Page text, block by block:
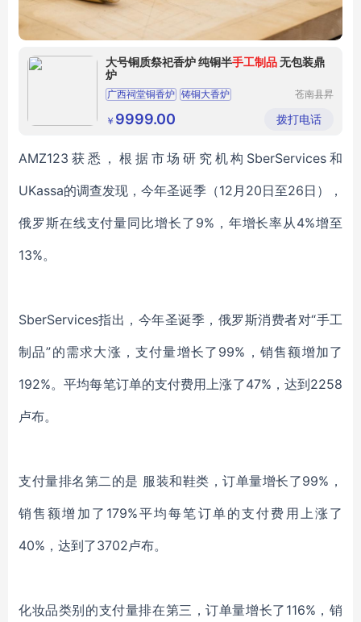
大号铜质祭祀香炉 纯铜半手工制品无包装鼎
炉
广西祠堂铜香炉 铸铜大香炉
贺州宗祠铜香炉
苍南县昇
艺厂
￥ 9999.00 拨打电话
AMZ123获悉，根据市场研究机构SberServices和
UKassa的调查发现，今年圣诞季（12月20日至26日），
俄罗斯在线支付量同比增长了9%，年增长率从4%增至
13%。
SberServices指出，今年圣诞季，俄罗斯消费者对“手工
制品”的需求大涨，支付量增长了99%，销售额增加了
192%。平均每笔订单的支付费用上涨了47%，达到2258
卢布。
支付量排名第二的是 服装和鞋类，订单量增长了99%，
销售额增加了179%平均每笔订单的支付费用上涨了
40%，达到了3702卢布。
化妆品类别的支付量排在第三，订单量增长了116%，销